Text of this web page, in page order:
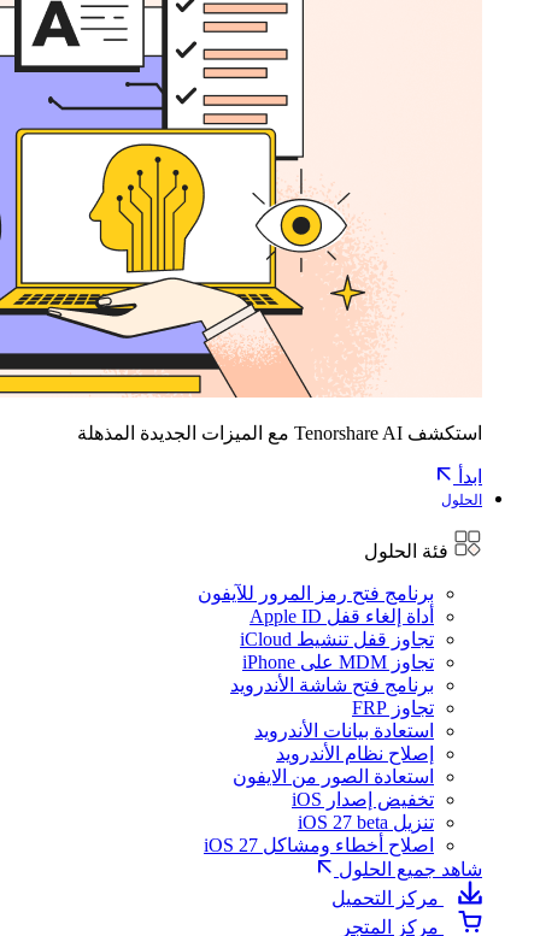
استكشف Tenorshare AI مع الميزات الجديدة المذهلة
ابدأ
الحلول
فئة الحلول
برنامج فتح رمز المرور للآيفون
أداة إلغاء قفل Apple ID
تجاوز قفل تنشيط iCloud
تجاوز MDM على iPhone
برنامج فتح شاشة الأندرويد
تجاوز FRP
استعادة بيانات الأندرويد
إصلاح نظام الأندرويد
استعادة الصور من الايفون
تخفيض إصدار iOS
تنزيل iOS 27 beta
اصلاح أخطاء ومشاكل iOS 27
شاهد جميع الحلول
مركز التحميل
مركز المتجر